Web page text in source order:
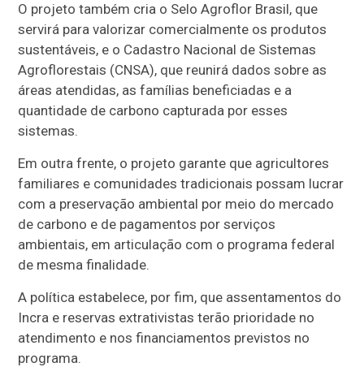
O projeto também cria o Selo Agroflor Brasil, que
servirá para valorizar comercialmente os produtos
sustentáveis, e o Cadastro Nacional de Sistemas
Agroflorestais (CNSA), que reunirá dados sobre as
áreas atendidas, as famílias beneficiadas e a
quantidade de carbono capturada por esses
sistemas.
Em outra frente, o projeto garante que agricultores
familiares e comunidades tradicionais possam lucrar
com a preservação ambiental por meio do mercado
de carbono e de pagamentos por serviços
ambientais, em articulação com o programa federal
de mesma finalidade.
A política estabelece, por fim, que assentamentos do
Incra e reservas extrativistas terão prioridade no
atendimento e nos financiamentos previstos no
programa.